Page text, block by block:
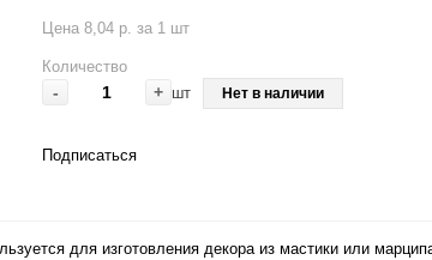
Цена 8,04 р. за 1 шт
Количество
- + шт Нет в наличии
Подписаться
для изготовления декора из мастики или